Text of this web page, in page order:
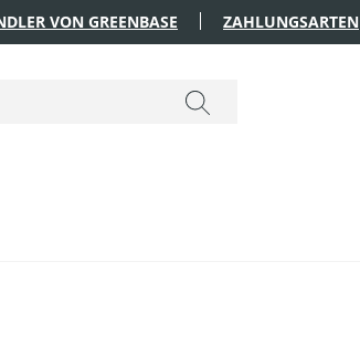
VON GREENBASE ZAHLUNGSARTEN